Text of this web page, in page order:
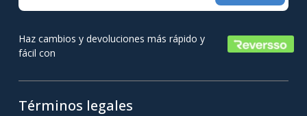
Haz cambios y devoluciones más rápido y
fácil con
Términos legales